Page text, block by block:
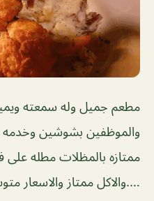
مطعم جميل وله سمعته
والموظفين بشوشين وخدمه
ممتازه بالمظلات مطله على
….والاكل ممتاز والاسعار